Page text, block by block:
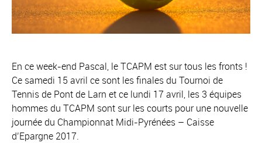
En ce week-end Pascal, le TCAPM est sur tous les fronts !
Ce samedi 15 avril ce sont les finales du Tournoi de
Tennis de Pont de Larn et ce lundi 17 avril, les 3 équipes
hommes du TCAPM sont sur les courts pour une nouvelle
journée du Championnat Midi-Pyrénées – Caisse
d’Epargne 2017.